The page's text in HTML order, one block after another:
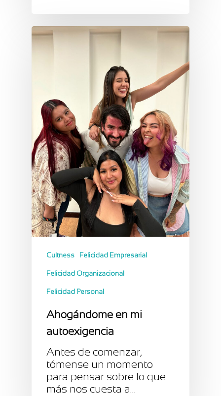
Cultness Felicidad Empresarial
Felicidad Organizacional
Felicidad Personal
Ahogándome en mi
autoexigencia
Antes de comenzar,
tómense un momento
para pensar sobre lo que
más nos cuesta a…